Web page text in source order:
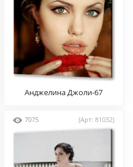
Анджелина Джоли-67
7075 (Арт: 81032)